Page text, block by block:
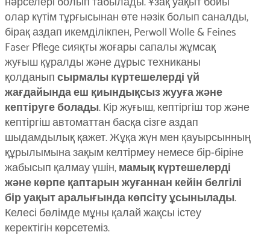
олар күтім тұрғысынан өте нәзік болып саналды,
бірақ аздап икемділікпен, Perwoll Wolle & Feines
Faser Pflege сияқты жоғары сапалы жұмсақ
жуғыш құралды және дұрыс техниканы
қолданыпсырмалы күртешелерді үй
жағдайында еш қиындықсыз жууға және
кептіруге болады. Кір жуғыш, кептіргіш тор және
кептіргіш автоматтан басқа сізге аздап
шыдамдылық қажет. Жұқа жүн мен қауырсынның
құрылымына зақым келтірмеу немесе бір-біріне
жабысып қалмау үшін,мамық күртешелерді
және көрпе қаптарын жуғаннан кейін белгілі
бір уақыт аралығында көпсіту ұсынылады.
Келесі бөлімде мұны қалай жақсы істеу
керектігін көрсетеміз.